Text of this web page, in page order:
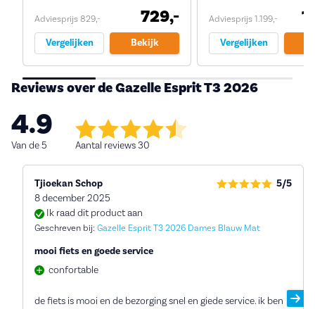
Adviesprijs 829,- 729,-
Vergelijken Bekijk
Adviesprijs 1.199,-
Vergelijken
Reviews over de Gazelle Esprit T3 2026
4.9
Van de 5 Aantal reviews 30
Tjioekan Schop
8 december 2025
5/5
Ik raad dit product aan
Geschreven bij: Gazelle Esprit T3 2026 Dames Blauw Mat
mooi fiets en goede service
confortable
de fiets is mooi en de bezorging snel en giede service. ik ben